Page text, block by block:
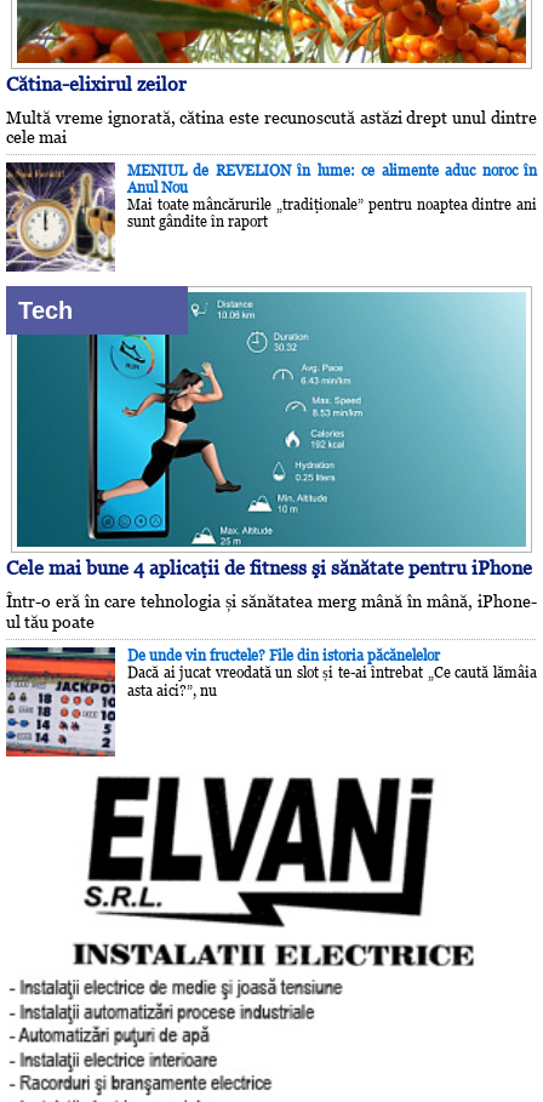
Cătina-elixirul zeilor
Multă vreme ignorată, cătina este recunoscută astăzi drept unul dintre
cele mai
MENIUL de REVELION în lume: ce alimente aduc noroc în
Anul Nou
Mai toate mâncărurile „tradiţionale” pentru noaptea dintre ani
sunt gândite în raport
Tech
Cele mai bune 4 aplicaţii de fitness şi sănătate pentru iPhone
Într-o eră în care tehnologia și sănătatea merg mână în mână, iPhone-
ul tău poate
De unde vin fructele? File din istoria păcănelelor
Dacă ai jucat vreodată un slot și te-ai întrebat „Ce caută lămâia
asta aici?”, nu